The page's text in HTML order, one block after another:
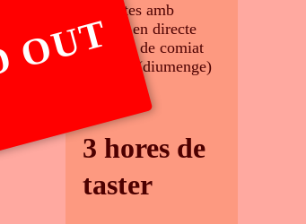
- 2 festes amb
música en directe
- 1 festa de comiat
amb DJ (diumenge)
3 hores de
taster
OUT